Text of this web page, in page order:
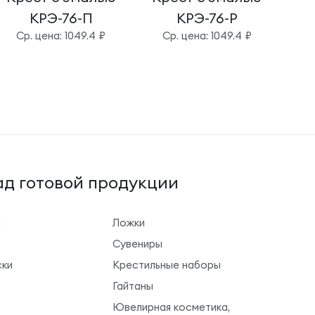
КРЭ-76-П
Cр. цена: 1049.4 ₽
КРЭ-76-Р
Cр. цена: 1049.4 ₽
готовой продукции
Ложки
Сувениры
Крестильные наборы
Гайтаны
Ювелирная косметика,